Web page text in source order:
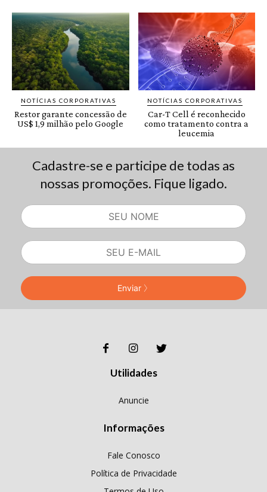
Cadastre-se e participe de todas as
nossas promoções. Fique ligado.
Enviar
Utilidades
Anuncie
Informações
Fale Conosco
Política de Privacidade